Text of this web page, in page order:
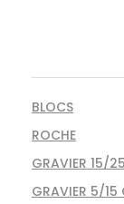
BLOCS
ROCHE
GRAVIER 15/
GRAVIER 5/15